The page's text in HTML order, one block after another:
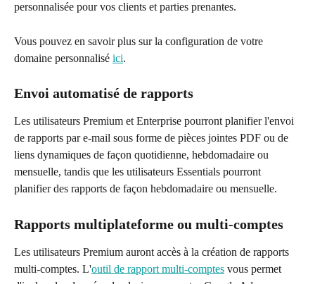
personnalisée pour vos clients et parties prenantes.
Vous pouvez en savoir plus sur la configuration de votre
domaine personnalisé ici.
Envoi automatisé de rapports
Les utilisateurs Premium et Enterprise pourront planifier l'envoi
de rapports par e-mail sous forme de pièces jointes PDF ou de
liens dynamiques de façon quotidienne, hebdomadaire ou
mensuelle, tandis que les utilisateurs Essentials pourront
planifier des rapports de façon hebdomadaire ou mensuelle.
Rapports multiplateforme ou multi-comptes
Les utilisateurs Premium auront accès à la création de rapports
multi-comptes. L'outil de rapport multi-comptes vous permet